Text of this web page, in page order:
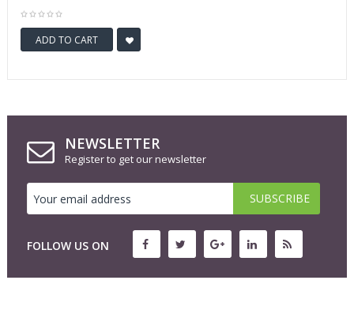
ADD TO CART
NEWSLETTER
Register to get our newsletter
FOLLOW US ON